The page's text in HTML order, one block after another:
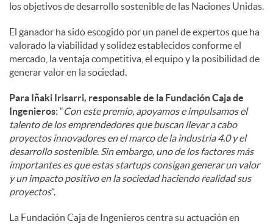
los objetivos de desarrollo sostenible de las Naciones Unidas.
El ganador ha sido escogido por un panel de expertos que ha
valorado la viabilidad y solidez establecidos conforme el
mercado, la ventaja competitiva, el equipo y la posibilidad de
generar valor en la sociedad.
Para Iñaki Irisarri, responsable de la Fundación Caja de
Ingenieros: “Con este premio, apoyamos e impulsamos el
talento de los emprendedores que buscan llevar a cabo
proyectos innovadores en el marco de la industria 4.0 y el
desarrollo sostenible. Sin embargo, uno de los factores más
importantes es que estas startups consigan generar un valor
y un impacto positivo en la sociedad haciendo realidad sus
proyectos”.
La Fundación Caja de Ingenieros centra su actuación en